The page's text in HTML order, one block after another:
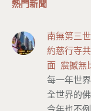
熱門新聞
南無第三
約慈行寺
面 震撼無
每一年世
全世界的
今年也不